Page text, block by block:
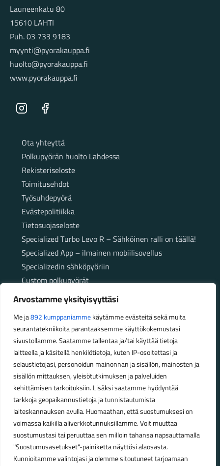
Arvostamme yksityisyyttäsi
Me ja892 kumppaniammekäytämme evästeitä sekä muita
seurantatekniikoita parantaaksemme käyttökokemustasi
sivustollamme. Saatamme tallentaa ja/tai käyttää tietoja
laitteella ja käsitellä henkilötietoja, kuten IP-osoitettasi ja
selaustietojasi, personoidun mainonnan ja sisällön, mainosten ja
sisällön mittauksen, yleisötutkimuksen ja palveluiden
kehittämisen tarkoituksiin. Lisäksi saatamme hyödyntää
tarkkoja geopaikannustietoja ja tunnistautumista
laiteskannauksen avulla. Huomaathan, että suostumuksesi on
voimassa kaikilla aliverkkotunnuksillamme. Voit muuttaa
suostumustasi tai peruuttaa sen milloin tahansa napsauttamalla
"Suostumusasetukset"-painiketta näyttösi alaosasta.
Kunnioitamme valintojasi ja olemme sitoutuneet tarjoamaan
Launeenkatu 80
15610 LAHTI
Puh. 03 733 9183
myynti@pyorakauppa.fi
huolto@pyorakauppa.fi
www.pyorakauppa.fi
Instagram Facebook
SivutOta yhteyttä
Polkupyörän huolto Lahdessa
Rekisteriseloste
Toimitusehdot
Työsuhdepyörä
Evästepolitiikka
Tietosuojaseloste
Specialized Turbo Levo R – Sähköinen ralli on täällä!
Specialized App – ilmainen mobiilisovellus
Specializedin sähköpyöriin
Custom polkupyörät
Fatbikellä helppoa ja huoletonta etenemistä
maastossa
Aukioloajat
Talvikauden aukioloajat (1.10.2025 – 28.2.2026)
Ma-Pe 10-18
La 10-14
Kesäkauden aukioloajat (1.3.2026 – 30.9.2026)
Ma-Pe 10-18
La 9-15
Poikkeavat aukioloajat: